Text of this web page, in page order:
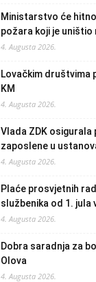
Ministarstvo će
požara koji je uništio
4. Augusta 2026.
Lovačkim društvima
KM
4. Augusta 2026.
Vlada ZDK osigurala
zaposlene u
4. Augusta 2026.
Plaće prosvjetnih
službenika od 1. jula
4. Augusta 2026.
Dobra saradnja za
Olova
4. Augusta 2026.